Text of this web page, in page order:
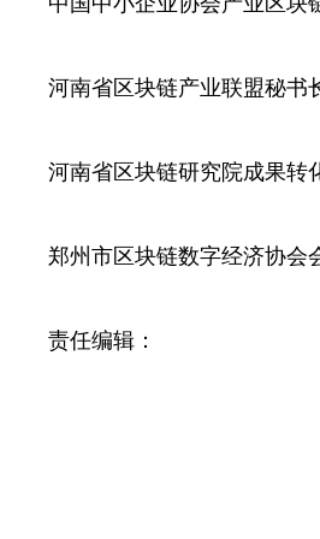
河南省区块链产业联盟秘书
河南省区块链研究院成果转
郑州市区块链数字经济协会
责任编辑：